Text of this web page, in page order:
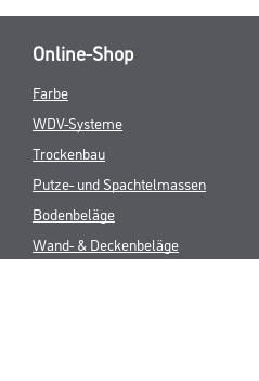
Online-Shop
Farbe
WDV-Systeme
Trockenbau
Putze- und Spachtelmassen
Bodenbeläge
Wand- & Deckenbeläge